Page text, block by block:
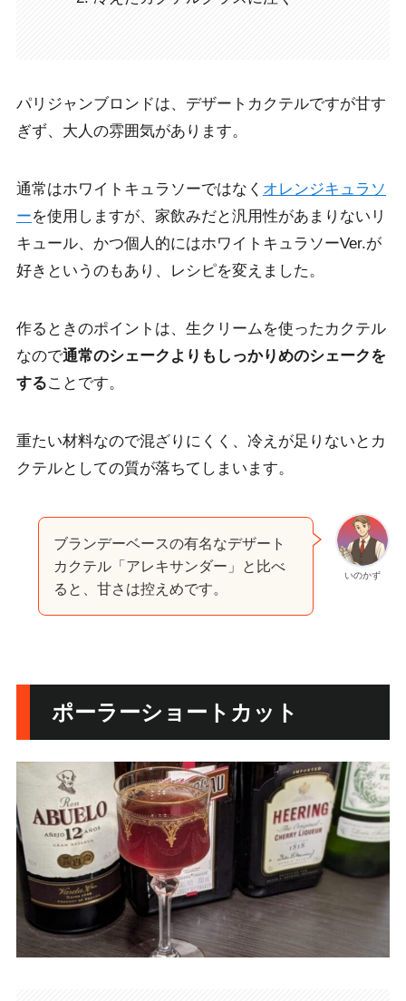
パリジャンブロンドは、 デザートカクテルですが甘す
ぎず、大人の雰囲気があります。
通常はホワイトキュラソーではなく オレンジキュラソ
ーを使用しますが、家飲みだと汎用性があまりないリ
キュール、かつ個人的にはホワイトキュラソーVer.が
好きというのもあり、レシピを変えました。
作るときのポイントは、生クリームを使ったカクテル
なので通常のシェークよりもしっかりめのシェークを
することです。
重たい材料なので混ざりにくく、冷えが足りないとカ
クテルとしての質が落ちてしまいます。
いのかず
ブランデーベースの有名なデザート
カクテル「アレキサンダー」と比べ
ると、甘さは控えめです。
ポーラーショートカット